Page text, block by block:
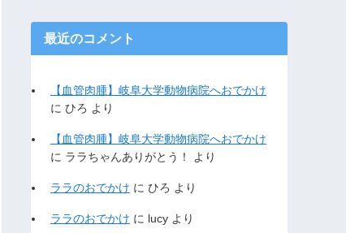
最近のコメント
【血管肉腫】岐阜大学動物病院へおでかけ
に ひろ より
【血管肉腫】岐阜大学動物病院へおでかけ
に ララちゃんありがとう！ より
ララのおでかけ に ひろ より
ララのおでかけ に lucy より